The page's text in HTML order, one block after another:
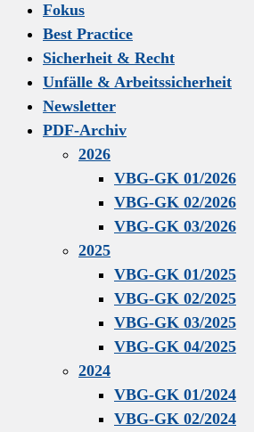
Fokus
Best Practice
Sicherheit & Recht
Unfälle & Arbeitssicherheit
Newsletter
PDF-Archiv
2026
VBG-GK 01/2026
VBG-GK 02/2026
VBG-GK 03/2026
2025
VBG-GK 01/2025
VBG-GK 02/2025
VBG-GK 03/2025
VBG-GK 04/2025
2024
VBG-GK 01/2024
VBG-GK 02/2024